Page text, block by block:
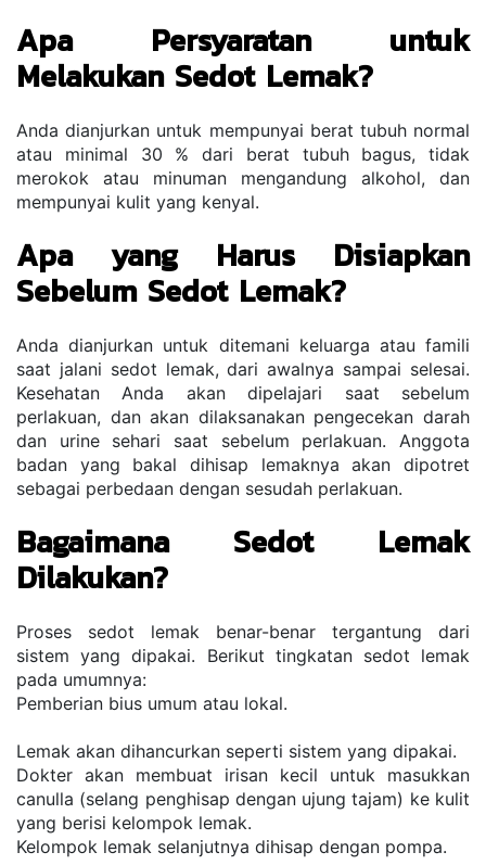
Apa Persyaratan untuk
Melakukan Sedot Lemak?
Anda dianjurkan untuk mempunyai berat tubuh normal
atau minimal 30 % dari berat tubuh bagus, tidak
merokok atau minuman mengandung alkohol, dan
mempunyai kulit yang kenyal.
Apa yang Harus Disiapkan
Sebelum Sedot Lemak?
Anda dianjurkan untuk ditemani keluarga atau famili
saat jalani sedot lemak, dari awalnya sampai selesai.
Kesehatan Anda akan dipelajari saat sebelum
perlakuan, dan akan dilaksanakan pengecekan darah
dan urine sehari saat sebelum perlakuan. Anggota
badan yang bakal dihisap lemaknya akan dipotret
sebagai perbedaan dengan sesudah perlakuan.
Bagaimana Sedot Lemak
Dilakukan?
Proses sedot lemak benar-benar tergantung dari
sistem yang dipakai. Berikut tingkatan sedot lemak
pada umumnya:
Pemberian bius umum atau lokal.
Lemak akan dihancurkan seperti sistem yang dipakai.
Dokter akan membuat irisan kecil untuk masukkan
canulla (selang penghisap dengan ujung tajam) ke kulit
yang berisi kelompok lemak.
Kelompok lemak selanjutnya dihisap dengan pompa.